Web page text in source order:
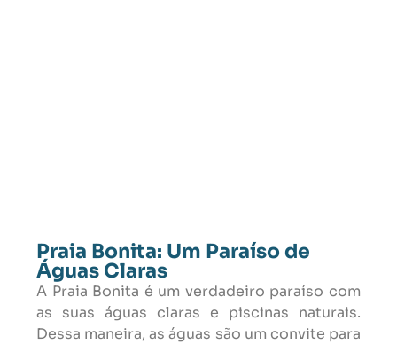
Praia Bonita: Um Paraíso de
Águas Claras
A Praia Bonita é um verdadeiro paraíso com
as suas águas claras e piscinas naturais.
Dessa maneira, as águas são um convite para